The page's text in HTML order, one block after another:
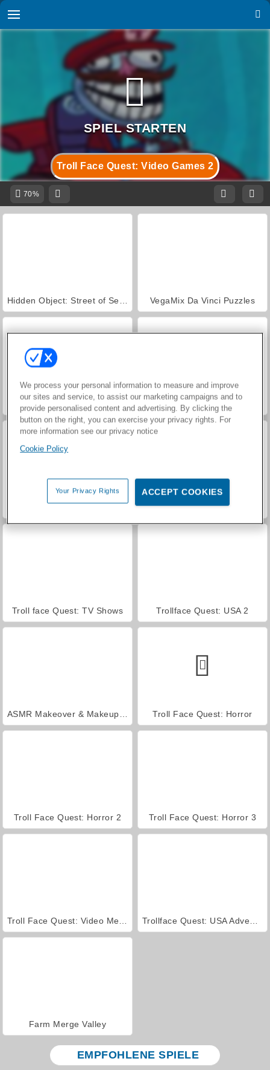
Troll Face Quest: Video Games 2
70%
VegaMix Da Vinci Puzzles
World War 2 Shooter Car Parking City Duel
Troll face Quest: TV Shows Trollface Quest: USA 2
Troll Face Quest: Horror
Troll Face Quest: Horror 2 Troll Face Quest: Horror 3
Farm Merge Valley
EMPFOHLENE SPIELE
We process your personal information to measure and improve
our sites and service, to assist our marketing campaigns and to
provide personalised content and advertising. By clicking the
button on the right, you can exercise your privacy rights. For
more information see our privacy notice
Cookie Policy
Your Privacy Rights ACCEPT COOKIES